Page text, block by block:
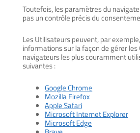
Toutefois, les paramètres du
pas un contrôle précis du
Les Utilisateurs peuvent, par
informations sur la façon de gérer les
navigateurs les plus couramment
suivantes :
Google Chrome
Mozilla Firefox
Apple Safari
Microsoft Internet Explorer
Microsoft Edge